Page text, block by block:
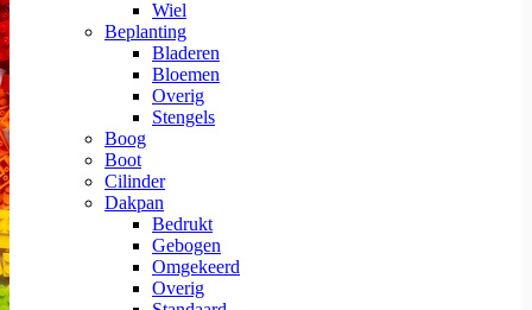
Wiel
Beplanting
Bladeren
Bloemen
Overig
Stengels
Boog
Boot
Cilinder
Dakpan
Bedrukt
Gebogen
Omgekeerd
Overig